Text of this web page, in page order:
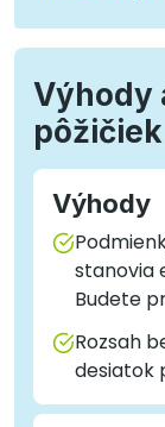
Výhody
pôžičiek
Výhody
stanovia
Budete
Rozsah
desiatok